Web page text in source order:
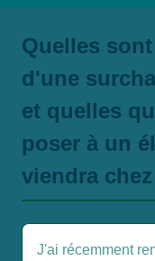
Quelles
d'une
et quelles
poser à un
viendra
J'ai récemment